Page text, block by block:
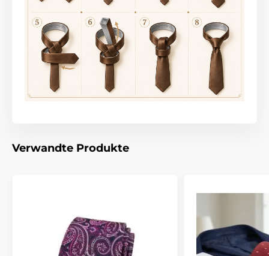
Verwandte Produkte